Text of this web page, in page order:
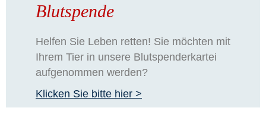
Blutspende
Helfen Sie Leben retten! Sie möchten mit
Ihrem Tier in unsere Blutspenderkartei
aufgenommen werden?
Klicken Sie bitte hier >